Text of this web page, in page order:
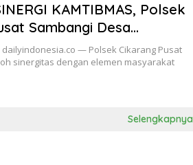
KAMTIBMAS, Polsek
Sambangi Desa
Imbau Warga Waspada
dailyindonesia.co — Polsek Cikarang Pusat
sinergitas dengan elemen masyarakat
Selengkapnya